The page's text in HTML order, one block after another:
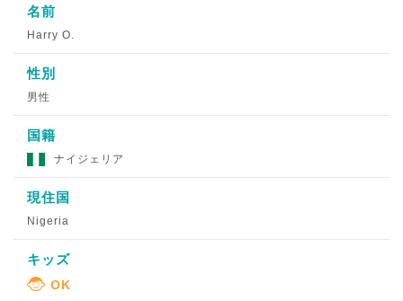
名前
Harry O.
性別
男性
国籍
ナイジェリア
現住国
Nigeria
キッズ